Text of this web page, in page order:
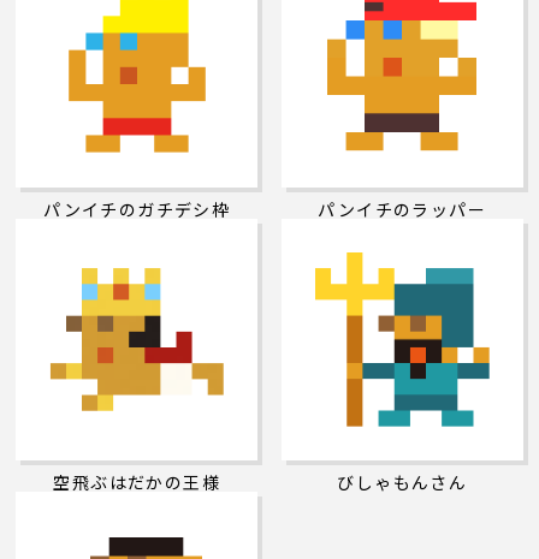
パンイチのガチデシ枠 パンイチのラッパー
空飛ぶはだかの王様 びしゃもんさん